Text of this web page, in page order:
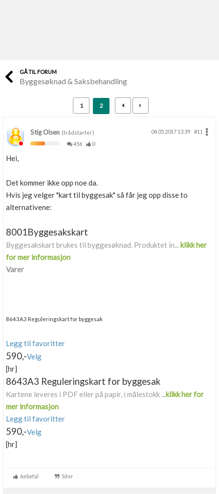
Finn håndverkere
Skaff dokumentasjon som mangler
Kom i gang med Boligmappa
Se din bolig? Klikk her
Boligmappa+
Få mer ut av Boligmappa
GÅ TIL FORUM
Byggesøknad & Saksbehandling
1 2
Stig Olsen (trådstarter) 04.05.2017 13.39
#11
456
0
Hei,
Det kommer ikke opp noe da.
Hvis jeg velger "kart til byggesak" så får jeg opp disse to
alternativene:
8001Byggesakskart
Byggesakskart brukes til byggesøknad. Produktet in...klikk her
for mer informasjon
Varer
8643A3 Reguleringskart for byggesak
Legg til favoritter
590,-Velg
[hr]
8643A3 Reguleringskart for byggesak
Kartene leveres i PDF eller på papir, i målestokk ...klikk her for
mer informasjon
Legg til favoritter
590,-Velg
[hr]
Anbefal Siter